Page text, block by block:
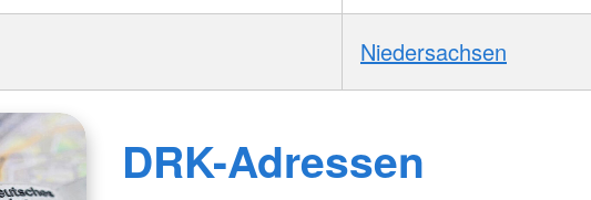
Niedersachsen
DRK-Adressen